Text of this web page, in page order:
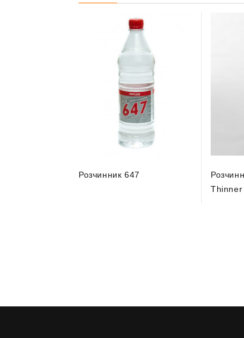
Розчинник 647
Thinner